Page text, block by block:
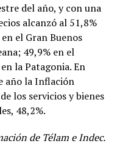
del año, y con una
alcanzó al 51,8%
el Gran Buenos
49,9% en el
la Patagonia. En
año la Inflación
los servicios y bienes
48,2%.
de Télam e Indec.